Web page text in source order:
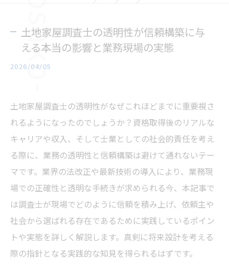
土地家屋調査士の透明性が信頼構築に与
える本当の影響と業務現場の実態
2026/04/05
土地家屋調査士の透明性がなぜこれほどまでに重要視さ
れるようになったのでしょうか？資格取得後のリアルな
キャリアや収入、そして士業としての社会的責任を考え
る際に、業務の透明性と信頼構築は避けて通れないテー
マです。業界の法改正や最新技術の導入により、業務現
場での正確性と透明な手続きが求められる今、本記事で
は調査士が現場でどのように信頼を積み上げ、依頼主や
社会から選ばれる存在であるために実践しているポイン
トや実態を詳しく解説します。真剣に将来設計を考える
際の指針となる実践的な知見を得られるはずです。